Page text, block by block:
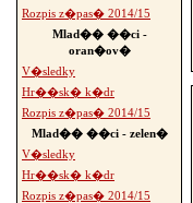
Rozpis z�pas� 2014/15
Mlad�� ��ci -
oran�ov�
V�sledky
Hr��sk� k�dr
Rozpis z�pas� 2014/15
Mlad�� ��ci - zelen�
V�sledky
Hr��sk� k�dr
Rozpis z�pas� 2014/15